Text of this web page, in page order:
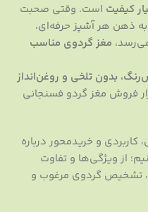
کیفیت است. وقتی صحبت
ذهن هر آشپز حرفه‌ای،
مغز گردوی مناسب
بدون تلخی و روغن‌انداز
فروش مغز گردو فسنجانی
و خرید‌محور درباره
از ویژگی‌ها و تفاوت
تشخیص گردوی مرغوب و